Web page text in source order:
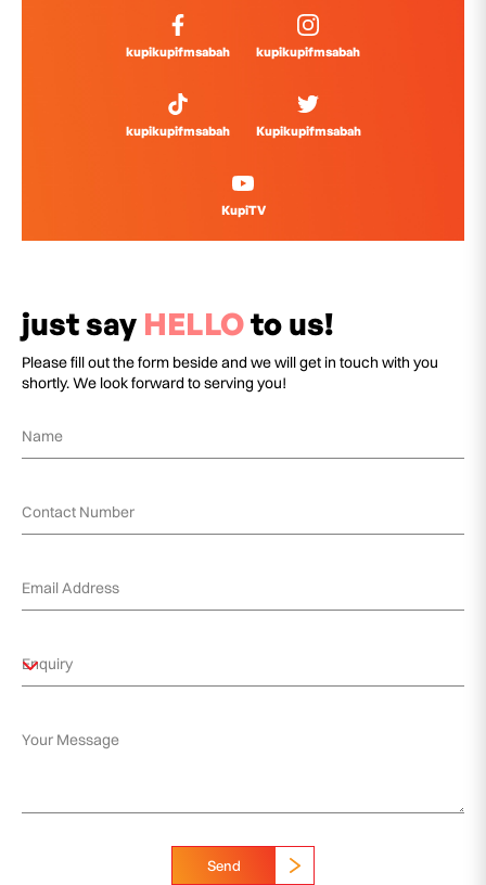
kupikupifmsabah kupikupifmsabah
kupikupifmsabah Kupikupifmsabah
KupiTV
just say HELLOto us!
Please fill out the form beside and we will get in touch with you
shortly. We look forward to serving you!
Send